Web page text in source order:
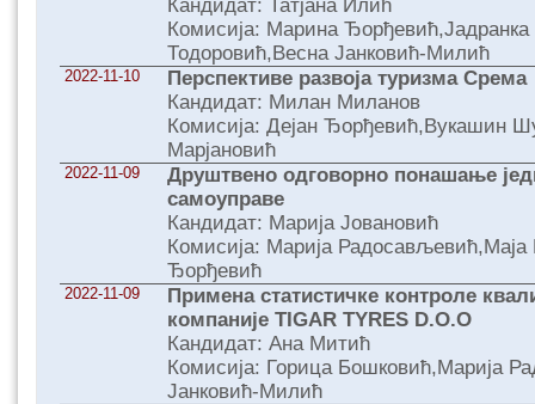
Кандидат: Татјана Илић
Комисија: Марина
Тодоровић,Весна Јанковић-Милић
2022-11-10
Перспективе развоја туризма Срема
Кандидат: Милан Миланов
Комисија: Дејан Ђорђевић,Вукашин
Марјановић
2022-11-09
Друштвено одговорно понашање
самоуправе
Кандидат: Марија Јовановић
Комисија: Марија
Ђорђевић
2022-11-09
Примена статистичке контроле
компаније TIGAR TYRES D.O.O
Кандидат: Ана Митић
Комисија: Горица Бошковић,Марија
Јанковић-Милић